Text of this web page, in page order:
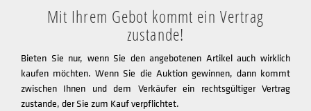
Mit Ihrem Gebot kommt ein Vertrag
zustande!
Bieten Sie nur, wenn Sie den angebotenen Artikel auch wirklich
kaufen möchten. Wenn Sie die Auktion gewinnen, dann kommt
zwischen Ihnen und dem Verkäufer ein rechtsgültiger Vertrag
zustande, der Sie zum Kauf verpflichtet.